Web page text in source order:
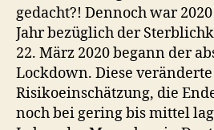
gedacht?! Dennoch war
Jahr bezüglich der
22. März 2020 begann der
Lockdown. Diese veränderte
Risikoeinschätzung, die
noch bei gering bis mittel